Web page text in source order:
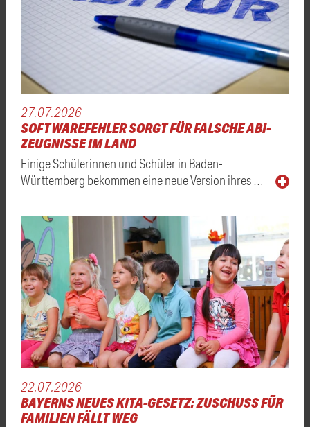
27.07.2026
SOFTWAREFEHLER SORGT FÜR FALSCHE ABI-
ZEUGNISSE IM LAND
Einige Schülerinnen und Schüler in Baden-
Württemberg bekommen eine neue Version ihres …
22.07.2026
BAYERNS NEUES KITA-GESETZ: ZUSCHUSS FÜR
FAMILIEN FÄLLT WEG